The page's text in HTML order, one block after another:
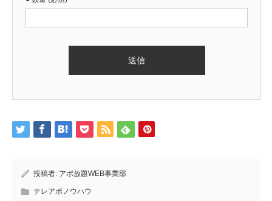
投稿者: アポ放題WEB事業部
テレアポノウハウ